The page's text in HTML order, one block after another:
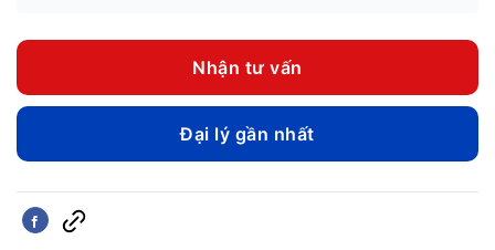
từ
đến
Nhận tư vấn
Đại lý gần nhất